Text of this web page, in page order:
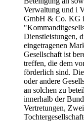
Verwaltung und i
GmbH & Co. KG
Dienstleistungen,
eingetragenen
Gesellschaft ist
treffen, die dem
förderlich sind.
oder andere
an solchen zu
innerhalb der
Vertretungen,